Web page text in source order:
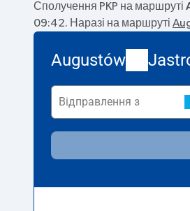
Сполучення PKP на маршруті
09:42. Наразі на маршруті
Augustów